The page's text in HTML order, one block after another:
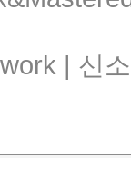
| 신